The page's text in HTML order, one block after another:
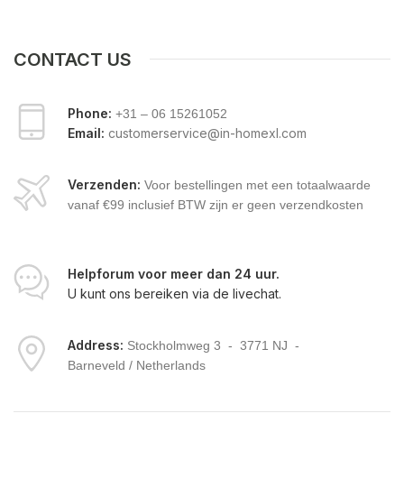
CONTACT US
Phone: +31 – 06 15261052
Email: customerservice@in-homexl.com
Verzenden: Voor bestellingen met een totaalwaarde
vanaf €99 inclusief BTW zijn er geen verzendkosten
Helpforum voor meer dan 24 uur.
U kunt ons bereiken via de livechat.
Address: Stockholmweg 3 - 3771 NJ -
Barneveld / Netherlands